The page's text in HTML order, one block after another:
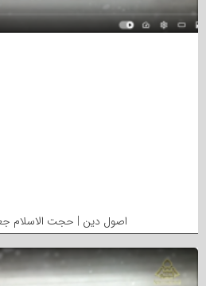
اصول دین | حجت الاسلام